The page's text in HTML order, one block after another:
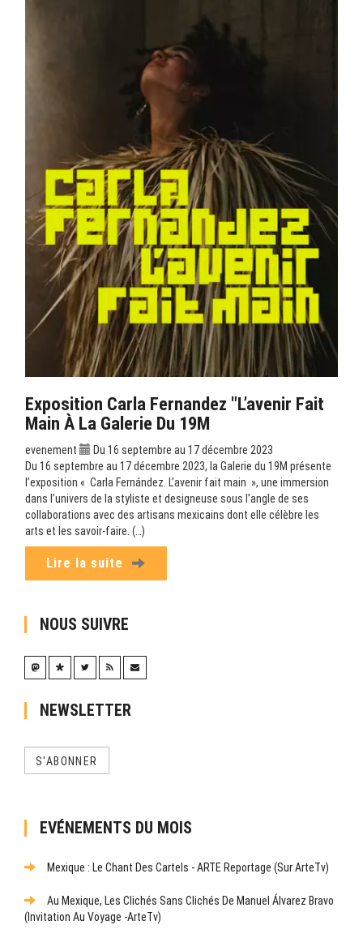
Exposition Carla Fernandez "L’avenir Fait
Main À La Galerie Du 19M
evenement
Du 16 septembre au 17 décembre 2023
Du 16 septembre au 17 décembre 2023, la Galerie du 19M présente
l’exposition « Carla Fernández. L’avenir fait main », une immersion
dans l’univers de la styliste et designeuse sous l’angle de ses
collaborations avec des artisans mexicains dont elle célèbre les
arts et les savoir-faire. (…)
Lire la suite
NOUS SUIVRE
NEWSLETTER
S'ABONNER
EVÉNEMENTS DU MOIS
Mexique : Le Chant Des Cartels - ARTE Reportage (sur ArteTv)
Au Mexique, Les Clichés Sans Clichés De Manuel Álvarez Bravo
(Invitation Au Voyage -ArteTv)